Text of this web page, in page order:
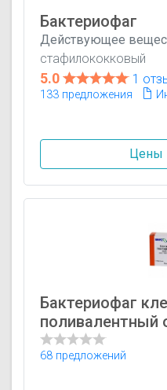
Бактериофаг
Действующее
стафилококковый
5.0 1
133 предложения
Цены
Бактериофаг
поливалентный
68 предложений